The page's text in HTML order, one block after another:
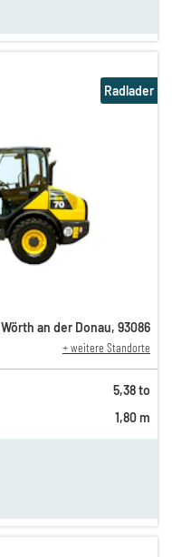
Radlader
Wörth an der Donau, 93086
+ weitere Standorte
5,38 to
1,80 m